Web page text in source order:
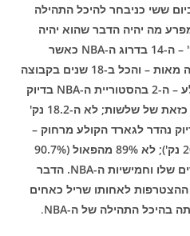
ששי כניבחר להיכל התהילה
כבר למפרע מה יהיה הדבר שהוא יהיה
גאה בו ביותר: לא ה-25,279 נק' – ה-14 בדרוג ה-NBA כאשר
נושאי טבעות אליפות ישנם כמה מאות – והכל ב-18 שנים בקבוצה
אחת; לא ה-2,560 שלשות שקלע – ה-2 בהסטוריית ה-NBA בדיוק
נפלא של 39.5% לכמות אדירה כזאת של שלשות; לא ה-18.2 נק'
של 18 שנה בדיוק נהדר לגארד הקולע מרחוק –
47.1% (ממוצע פלייאוף של 20.6 נק'); לא 89% מהפאול (90.7%
בפלייאוף), ולא כל האול-סטארים שלו וחמישיות ה-NBA. הדבר
ההצטרפות לאחותו שריל כאחים
.